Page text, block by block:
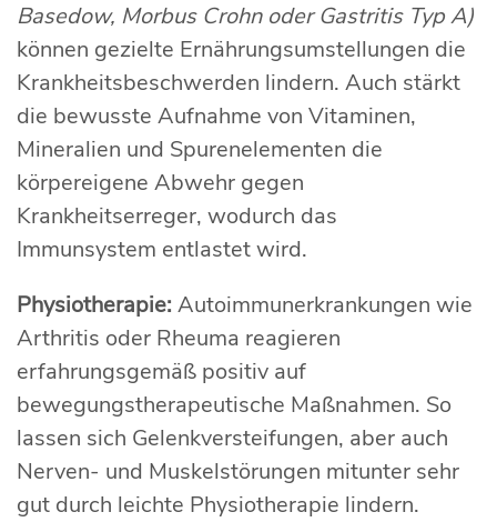
Basedow, Morbus Crohn oder Gastritis Typ A)
können gezielte Ernährungsumstellungen die
Krankheitsbeschwerden lindern. Auch stärkt
die bewusste Aufnahme von Vitaminen,
Mineralien und Spurenelementen die
körpereigene Abwehr gegen
Krankheitserreger, wodurch das
Immunsystem entlastet wird.
Physiotherapie: Autoimmunerkrankungen wie
Arthritis oder Rheuma reagieren
erfahrungsgemäß positiv auf
bewegungstherapeutische Maßnahmen. So
lassen sich Gelenkversteifungen, aber auch
Nerven- und Muskelstörungen mitunter sehr
gut durch leichte Physiotherapie lindern.